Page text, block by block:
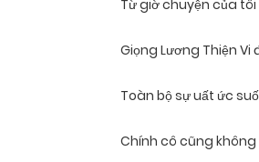
Từ giờ chuyện của
Giọng Lương Thiện Vi
Toàn bộ sự uất ức
Chính cô cũng không